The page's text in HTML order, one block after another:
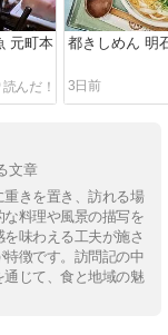
元町本
都きしめん 明
3日前
文章
きを置き、訪れる場
料理や風景の描写を
味わえる工夫が施さ
徴です。訪問記の中
じて、食と地域の魅